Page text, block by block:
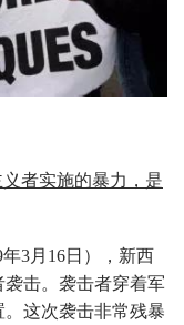
者实施的暴力，是
3月16日），新西
击。袭击者穿着军
这次袭击非常残暴